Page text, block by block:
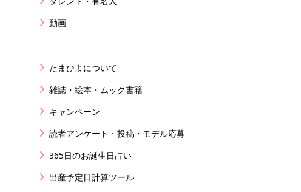
動画
たまひよについて
雑誌・絵本・ムック書籍
キャンペーン
読者アンケート・投稿・モデル応募
365日のお誕生日占い
出産予定日計算ツール